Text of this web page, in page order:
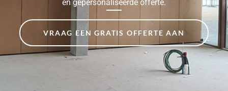
en gepersonaliseerde offerte.
VRAAG EEN GRATIS OFFERTE AAN